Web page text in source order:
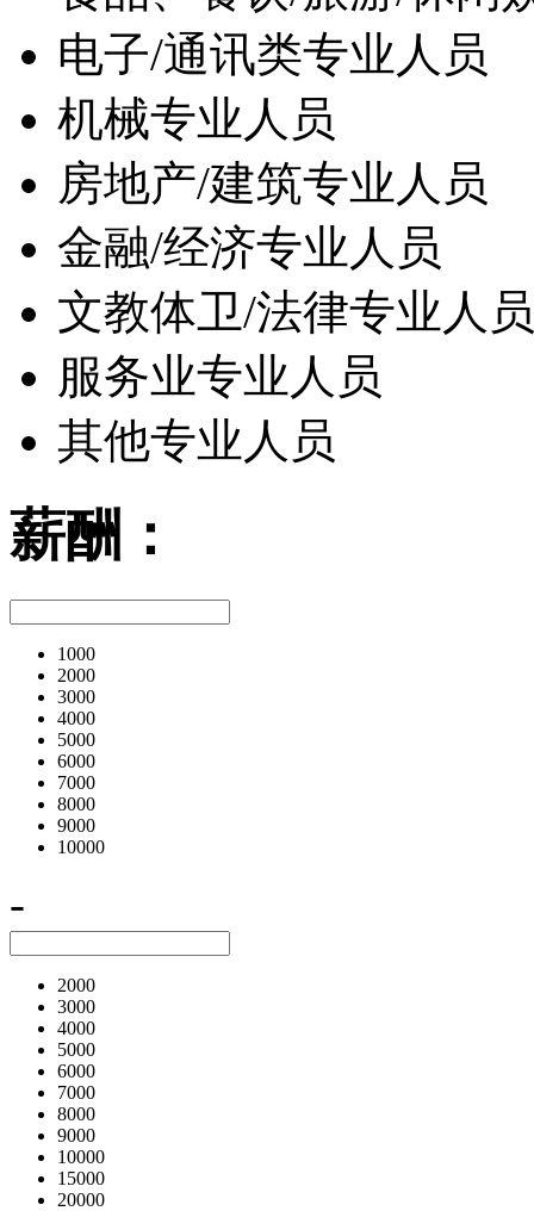
电子/通讯类专业人员
机械专业人员
房地产/建筑专业人员
金融/经济专业人员
文教体卫/法律专业人员
服务业专业人员
其他专业人员
薪酬：
1000
2000
3000
4000
5000
6000
7000
8000
9000
10000
-
2000
3000
4000
5000
6000
7000
8000
9000
10000
15000
20000